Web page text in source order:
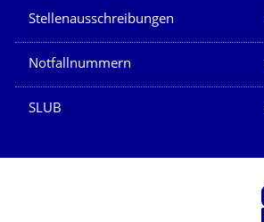
Stellenausschreibungen
Notfallnummern
SLUB